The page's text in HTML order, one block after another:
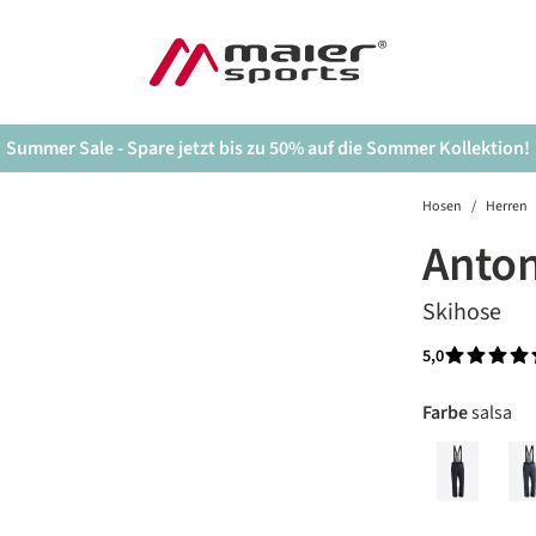
Summer Sale - Spare jetzt bis zu 50% auf die Sommer Kollektion!
Hosen / Herren
Skihose
5,0
Farbesalsa
black